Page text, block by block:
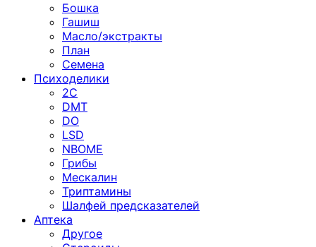
Бошка
Гашиш
Масло/экстракты
План
Семена
Психоделики
2C
DMT
DO
LSD
NBOME
Грибы
Мескалин
Триптамины
Шалфей предсказателей
Аптека
Другое